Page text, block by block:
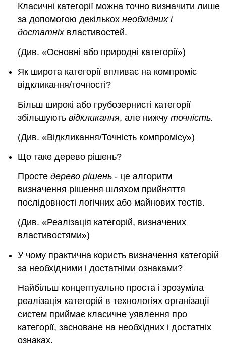
Класичні категорії можна точно визначити лише
за допомогою декількохнеобхідних і
достатніхвластивостей.
(Див. «Основні або природні категорії»)
Як широта категорії впливає на компроміс
відкликання/точності?
Більш широкі або грубозернисті категорії
збільшуютьвідкликання, але нижчуточність.
(Див. «Відкликання/Точність компромісу»)
Що таке дерево рішень?
Простедерево рішень - це алгоритм
визначення рішення шляхом прийняття
послідовності логічних або майнових тестів.
(Див. «Реалізація категорій, визначених
властивостями»)
У чому практична користь визначення категорій
за необхідними і достатніми ознаками?
Найбільш концептуально проста і зрозуміла
реалізація категорій в технологіях організації
систем приймає класичне уявлення про
категорії, засноване на необхідних і достатніх
ознаках.